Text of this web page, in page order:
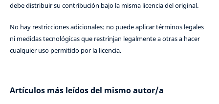
debe distribuir su contribución bajo la misma licencia del original.
No hay restricciones adicionales: no puede aplicar términos legales
ni medidas tecnológicas que restrinjan legalmente a otras a hacer
cualquier uso permitido por la licencia.
Artículos más leídos del mismo autor/a